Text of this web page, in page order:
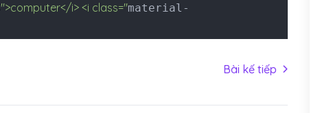
">computer</i> <i class="material-
Bài kế tiếp